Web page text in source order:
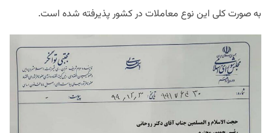
به صورت کلی این نوع معاملات در کشور پذیرفته شده است.